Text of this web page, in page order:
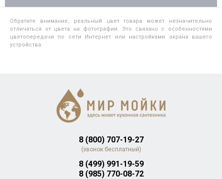
Обратите внимание, реальный цвет товара может незначительно
отличаться от цвета на фотографии. Это связано с особенностями
цветопередачи по сети Интернет или настройками экрана вашего
устройства.
8 (800) 707-19-27
(звонок бесплатный)
8 (499) 991-19-59
8 (985) 770-08-72